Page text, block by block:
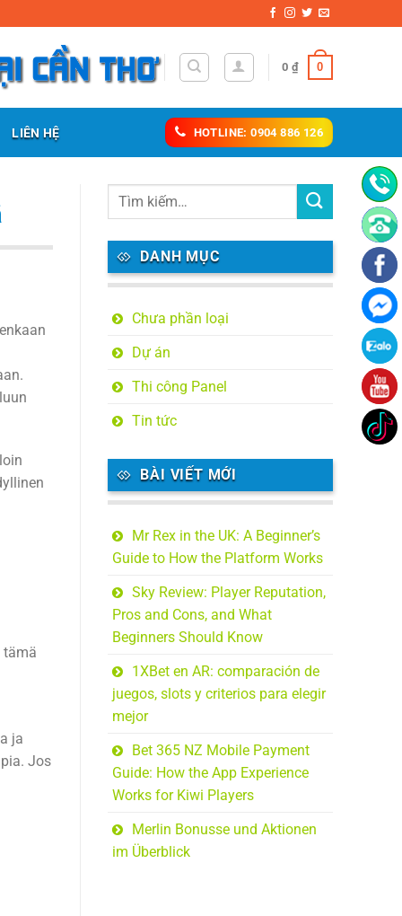
0 ₫ 0
LIÊN HỆ HOTLINE: 0904 886 126
tämä
ja
Jos
DANH MỤC
Chưa phần loại
Dự án
Thi công Panel
Tin tức
BÀI VIẾT MỚI
Mr Rex in the UK: A Beginner’s
Guide to How the Platform Works
Sky Review: Player Reputation,
Pros and Cons, and What
Beginners Should Know
1XBet en AR: comparación de
juegos, slots y criterios para elegir
mejor
Bet 365 NZ Mobile Payment
Guide: How the App Experience
Works for Kiwi Players
Merlin Bonusse und Aktionen
im Überblick